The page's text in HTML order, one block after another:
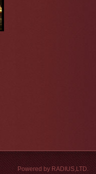
Powered by RADIUS,LTD.